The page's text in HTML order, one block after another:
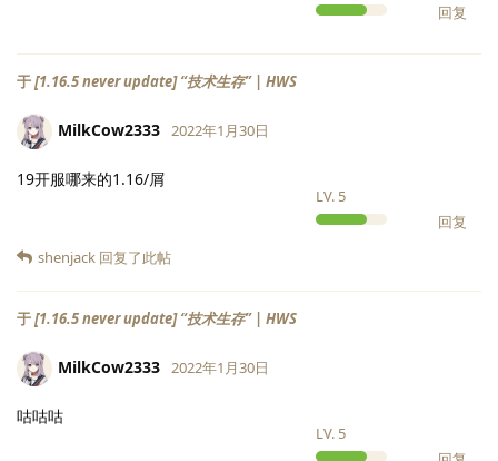
回复
于[1.16.5 never update] “技术生存” | HWS
MilkCow2333
LV. 5
2022年1月30日
19开服哪来的1.16/屑
回复
shenjack 回复了此帖
于[1.16.5 never update] “技术生存” | HWS
MilkCow2333
LV. 5
2022年1月30日
咕咕咕